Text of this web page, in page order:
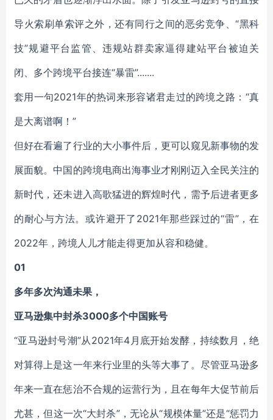
导火索刷单索评之外，还有同行之间的恶劣竞争、“黑科
技”规避平台监管、违规站群卖家逼得建站平台被迫关
闭、多个跨境平台接连“暴雷”.......
套用一句2021年的热词来形容诸君走过的跨境之路：“真
是大离谱啊！”
但好在看遍了行业的大小事件后，更可以窥见新事物的发
展面貌。中国的跨境电商出海事业才刚刚迈入全民关注的
新时代，还未进入高歌猛进的辉煌时代，需予后进者更多
的耐心与方法。或许避开了2021年那些踩过的“雷”，在
2022年，跨境人儿才能走得更加从容和稳健。
01
多年多次沟通未果，
亚马逊集中封杀3000多个中国账号
“亚马逊封号潮”从2021年4月底开始发酵，持续数月，绝
对算得上是这一年来行业里的头等大事了。尽管亚马逊多
年来一直在惩治不合规的运营行为，且在每年大促节前后
尤甚，但这一次“大封杀”，无论从“规模体量”还是“惩罚力